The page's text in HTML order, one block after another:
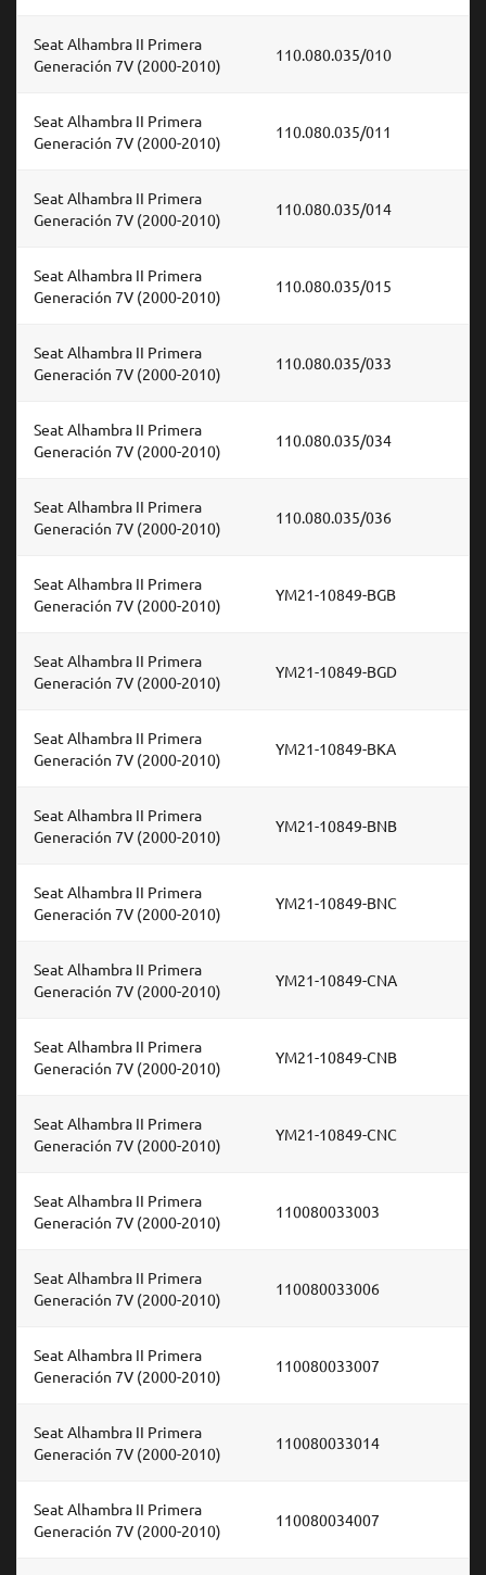
Seat Alhambra II Primera
Generación 7V (2000-2010)
110.080.035/010
Seat Alhambra II Primera
Generación 7V (2000-2010)
110.080.035/011
Seat Alhambra II Primera
Generación 7V (2000-2010)
110.080.035/014
Seat Alhambra II Primera
Generación 7V (2000-2010)
110.080.035/015
Seat Alhambra II Primera
Generación 7V (2000-2010)
110.080.035/033
Seat Alhambra II Primera
Generación 7V (2000-2010)
110.080.035/034
Seat Alhambra II Primera
Generación 7V (2000-2010)
110.080.035/036
Seat Alhambra II Primera
Generación 7V (2000-2010)
YM21-10849-BGB
Seat Alhambra II Primera
Generación 7V (2000-2010)
YM21-10849-BGD
Seat Alhambra II Primera
Generación 7V (2000-2010)
YM21-10849-BKA
Seat Alhambra II Primera
Generación 7V (2000-2010)
YM21-10849-BNB
Seat Alhambra II Primera
Generación 7V (2000-2010)
YM21-10849-BNC
Seat Alhambra II Primera
Generación 7V (2000-2010)
YM21-10849-CNA
Seat Alhambra II Primera
Generación 7V (2000-2010)
YM21-10849-CNB
Seat Alhambra II Primera
Generación 7V (2000-2010)
YM21-10849-CNC
Seat Alhambra II Primera
Generación 7V (2000-2010)
110080033003
Seat Alhambra II Primera
Generación 7V (2000-2010)
110080033006
Seat Alhambra II Primera
Generación 7V (2000-2010)
110080033007
Seat Alhambra II Primera
Generación 7V (2000-2010)
110080033014
Seat Alhambra II Primera
Generación 7V (2000-2010)
110080034007